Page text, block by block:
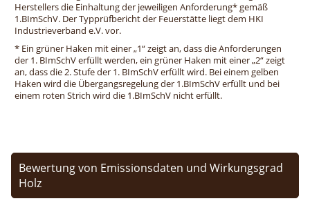
Herstellers die Einhaltung der jeweiligen Anforderung* gemäß
1.BImSchV. Der Typprüfbericht der Feuerstätte liegt dem HKI
Industrieverband e.V. vor.
* Ein grüner Haken mit einer „1“ zeigt an, dass die Anforderungen
der 1. BImSchV erfüllt werden, ein grüner Haken mit einer „2“ zeigt
an, dass die 2. Stufe der 1. BImSchV erfüllt wird. Bei einem gelben
Haken wird die Übergangsregelung der 1.BImSchV erfüllt und bei
einem roten Strich wird die 1.BImSchV nicht erfüllt.
Bewertung von Emissionsdaten und Wirkungsgrad
Holz